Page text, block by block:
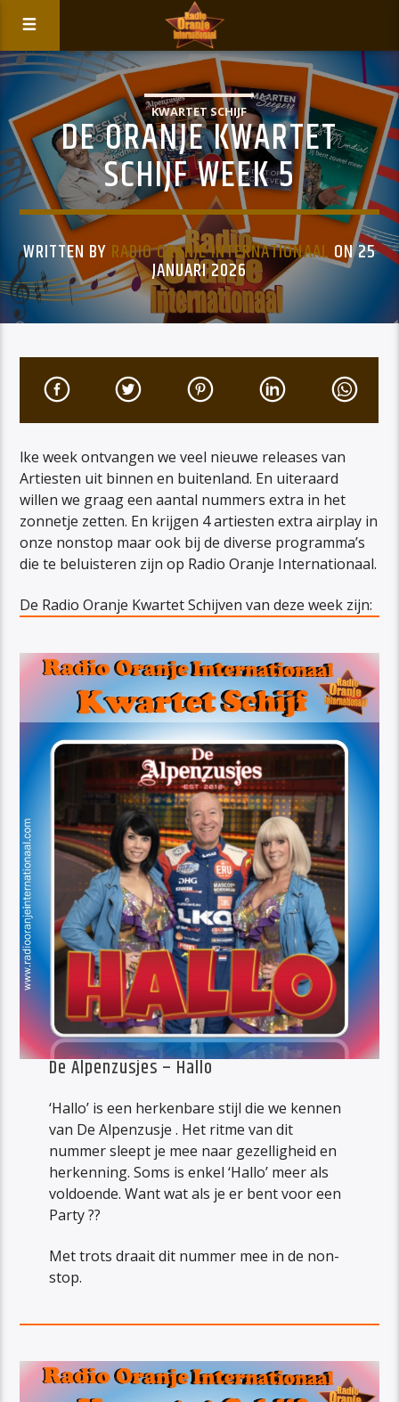
KWARTET SCHIJF
DE ORANJE KWARTET
SCHIJF WEEK 5
WRITTEN BY RADIO ORANJE INTERNATIONAALON 25
JANUARI 2026
lke week ontvangen we veel nieuwe releases van
Artiesten uit binnen en buitenland. En uiteraard
willen we graag een aantal nummers extra in het
zonnetje zetten. En krijgen 4 artiesten extra airplay in
onze nonstop maar ook bij de diverse programma’s
die te beluisteren zijn op Radio Oranje Internationaal.
De Radio Oranje Kwartet Schijven van deze week zijn:
De Alpenzusjes – Hallo
‘Hallo’ is een herkenbare stijl die we kennen
van De Alpenzusje . Het ritme van dit
nummer sleept je mee naar gezelligheid en
herkenning. Soms is enkel ‘Hallo’ meer als
voldoende. Want wat als je er bent voor een
Party ??
Met trots draait dit nummer mee in de non-
stop.